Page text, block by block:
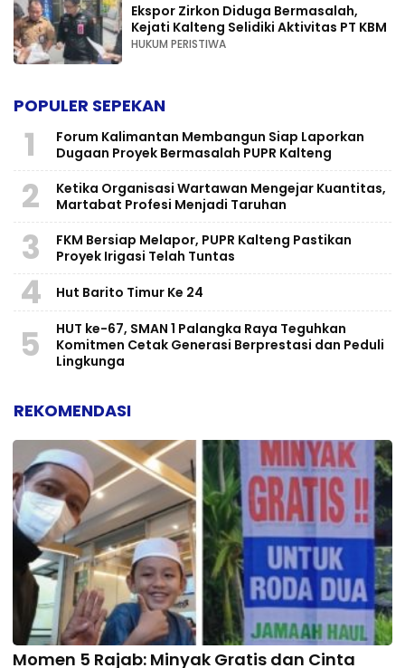
Ekspor Zirkon Diduga Bermasalah,
Kejati Kalteng Selidiki Aktivitas PT KBM
HUKUM PERISTIWA
POPULER SEPEKAN
1
Forum Kalimantan Membangun Siap Laporkan
Dugaan Proyek Bermasalah PUPR Kalteng
2
Ketika Organisasi Wartawan Mengejar Kuantitas,
Martabat Profesi Menjadi Taruhan
3
FKM Bersiap Melapor, PUPR Kalteng Pastikan
Proyek Irigasi Telah Tuntas
4 Hut Barito Timur Ke 24
5
HUT ke-67, SMAN 1 Palangka Raya Teguhkan
Komitmen Cetak Generasi Berprestasi dan Peduli
Lingkunga
REKOMENDASI
Momen 5 Rajab: Minyak Gratis dan Cinta